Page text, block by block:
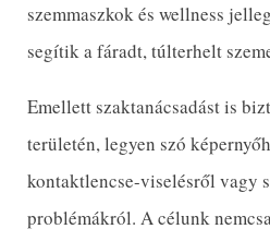
szemmaszkok és wellness
segítik a fáradt, túlterhelt
Emellett szaktanácsadást is
területén, legyen szó
kontaktlencse-viselésről vagy
problémákról. A célunk